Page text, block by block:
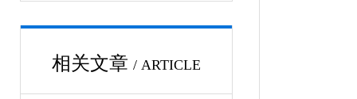
相关文章 / ARTICLE